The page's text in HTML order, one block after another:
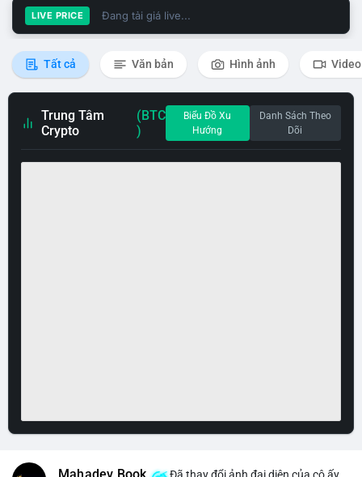
LIVE PRICE Đang tải giá live...
Tất cả Văn bản Hình ảnh Video
Trung Tâm
Crypto
(BTC
)
Biểu Đồ Xu
Hướng
Danh Sách Theo
Dõi